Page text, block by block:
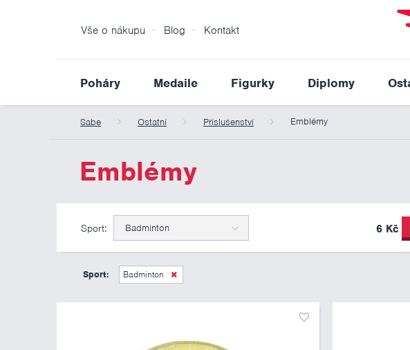
Vše o nákupu Blog Kontakt
Poháry Medaile Figurky Diplomy
Sabe Ostatní Příslušenství Emblémy
Emblémy
Sport: Badminton 6 Kč
Sport: Badminton